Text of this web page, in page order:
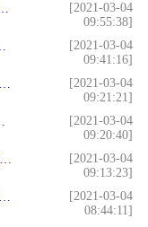
[2021-03-04
09:55:38]
[2021-03-04
09:41:16]
[2021-03-04
09:21:21]
[2021-03-04
09:20:40]
[2021-03-04
09:13:23]
[2021-03-04
08:44:11]